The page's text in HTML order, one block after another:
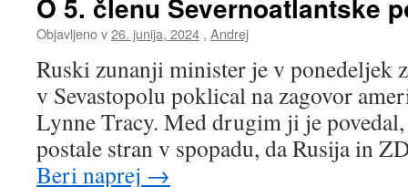
O 5. členu Severnoatlantske
Objavljeno v26. junija, 2024 , Andrej
Ruski zunanji minister je v ponedeljek
v Sevastopolu poklical na zagovor
Lynne Tracy. Med drugim ji je
postale stran v spopadu, da Rusija in
Beri naprej →